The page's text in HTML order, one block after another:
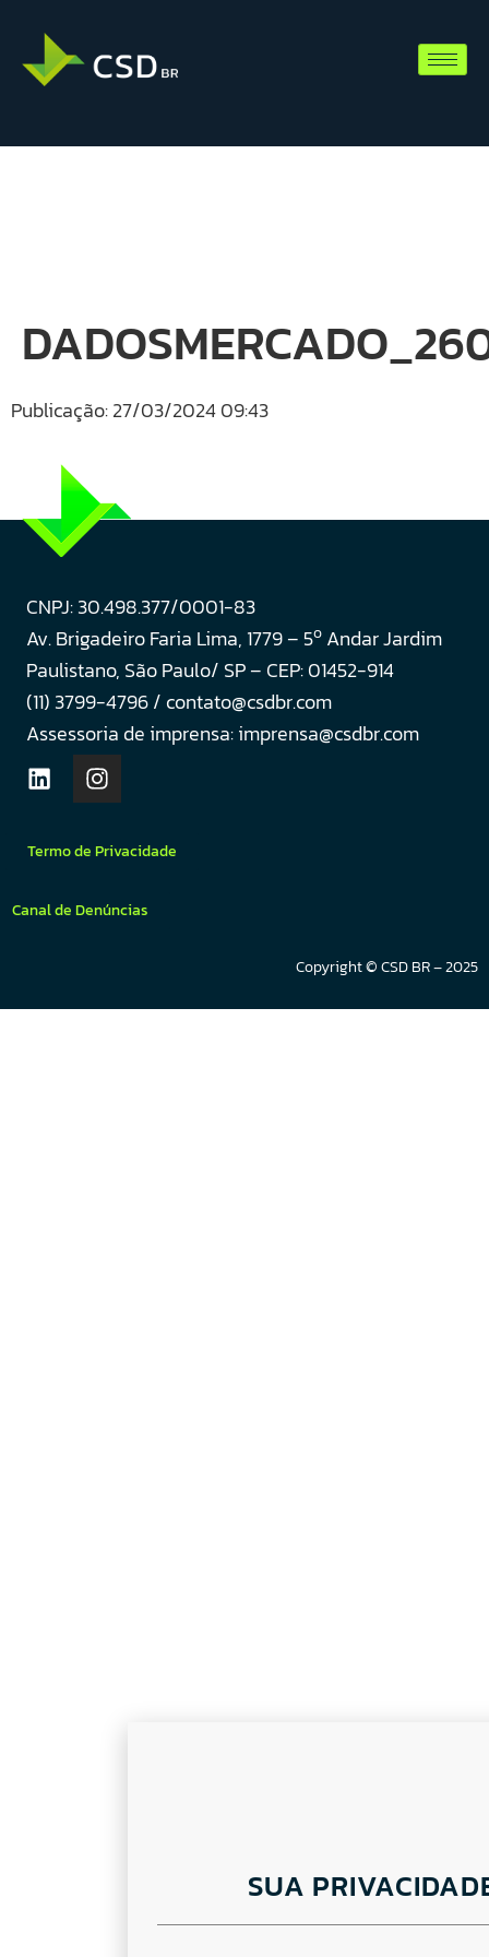
Publicação: 27/03/2024 09:43
CNPJ: 30.498.377/0001-83
Av. Brigadeiro Faria Lima, 1779 – 5o Andar Jardim
Paulistano, São Paulo/ SP – CEP: 01452-914
(11) 3799-4796 / contato@csdbr.com
Assessoria de imprensa: imprensa@csdbr.com
Termo de Privacidade
Canal de Denúncias
Copyright © CSD BR – 2025
SUA